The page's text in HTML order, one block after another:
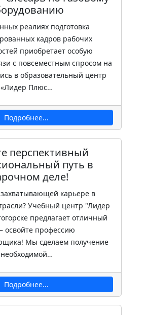
реалиях подготовка
кадров рабочих
приобретает особую
с повсеместным спросом на
в образовательный центр
«Лидер Плюс…
Подробнее...
перспективный
путь в
деле!
карьере в
Учебный центр "Лидер
предлагает отличный
освойте профессию
Мы сделаем получение
необходимой…
Подробнее...